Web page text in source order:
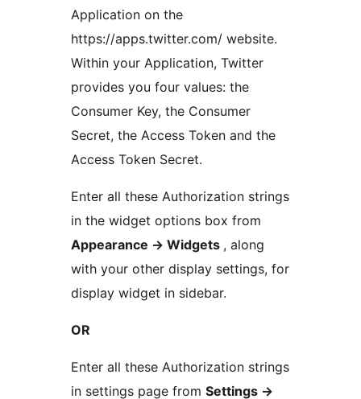
Application on the
https://apps.twitter.com/ website.
Within your Application, Twitter
provides you four values: the
Consumer Key, the Consumer
Secret, the Access Token and the
Access Token Secret.
Enter all these Authorization strings
in the widget options box from
Appearance -> Widgets , along
with your other display settings, for
display widget in sidebar.
OR
Enter all these Authorization strings
in settings page from Settings ->